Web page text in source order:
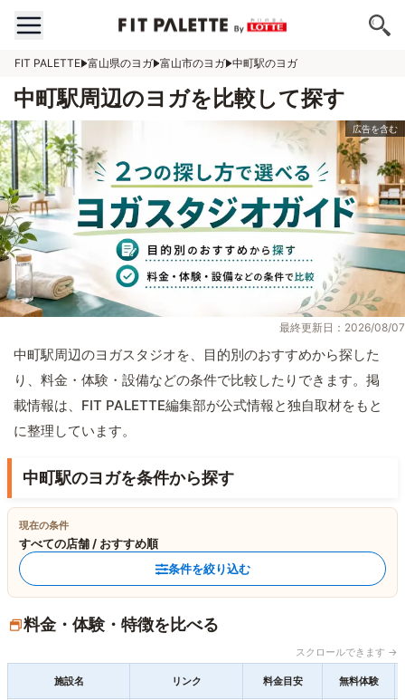
FIT PALETTE 富山県のヨガ 富山市のヨガ 中町駅のヨガ
中町駅周辺のヨガを比較して探す
最終更新日：2026/08/07
中町駅周辺のヨガスタジオを、目的別のおすすめから探した
り、料金・体験・設備などの条件で比較したりできます。掲
載情報は、FIT PALETTE編集部が公式情報と独自取材をもと
に整理しています。
中町駅のヨガを条件から探す
現在の条件
すべての店舗 / おすすめ順
条件を絞り込む
料金・体験・特徴を比べる
スクロールできます →
施設名 リンク 料金目安 無料体験